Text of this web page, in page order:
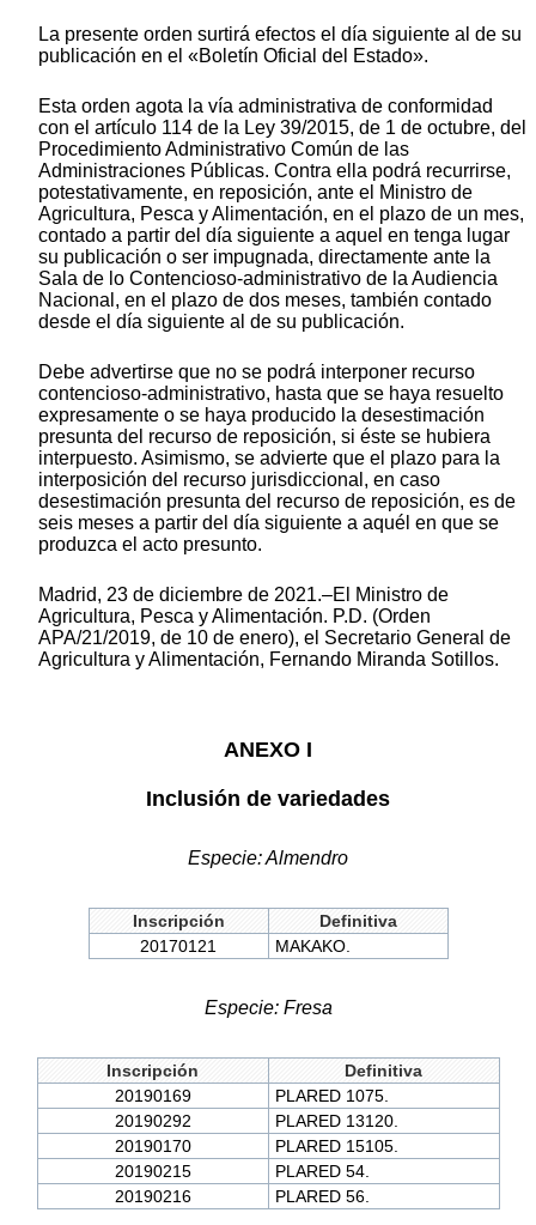
La presente orden surtirá efectos el día siguiente al de su
publicación en el «Boletín Oficial del Estado».
Esta orden agota la vía administrativa de conformidad
con el artículo 114 de la Ley 39/2015, de 1 de octubre, del
Procedimiento Administrativo Común de las
Administraciones Públicas. Contra ella podrá recurrirse,
potestativamente, en reposición, ante el Ministro de
Agricultura, Pesca y Alimentación, en el plazo de un mes,
contado a partir del día siguiente a aquel en tenga lugar
su publicación o ser impugnada, directamente ante la
Sala de lo Contencioso-administrativo de la Audiencia
Nacional, en el plazo de dos meses, también contado
desde el día siguiente al de su publicación.
Debe advertirse que no se podrá interponer recurso
contencioso-administrativo, hasta que se haya resuelto
expresamente o se haya producido la desestimación
presunta del recurso de reposición, si éste se hubiera
interpuesto. Asimismo, se advierte que el plazo para la
interposición del recurso jurisdiccional, en caso
desestimación presunta del recurso de reposición, es de
seis meses a partir del día siguiente a aquél en que se
produzca el acto presunto.
Madrid, 23 de diciembre de 2021.–El Ministro de
Agricultura, Pesca y Alimentación. P.D. (Orden
APA/21/2019, de 10 de enero), el Secretario General de
Agricultura y Alimentación, Fernando Miranda Sotillos.
ANEXO I
Inclusión de variedades
Especie: Almendro
Inscripción
Definitiva
20170121
MAKAKO.
Especie: Fresa
Inscripción
Definitiva
20190169
PLARED 1075.
20190292
PLARED 13120.
20190170
PLARED 15105.
20190215
PLARED 54.
20190216
PLARED 56.